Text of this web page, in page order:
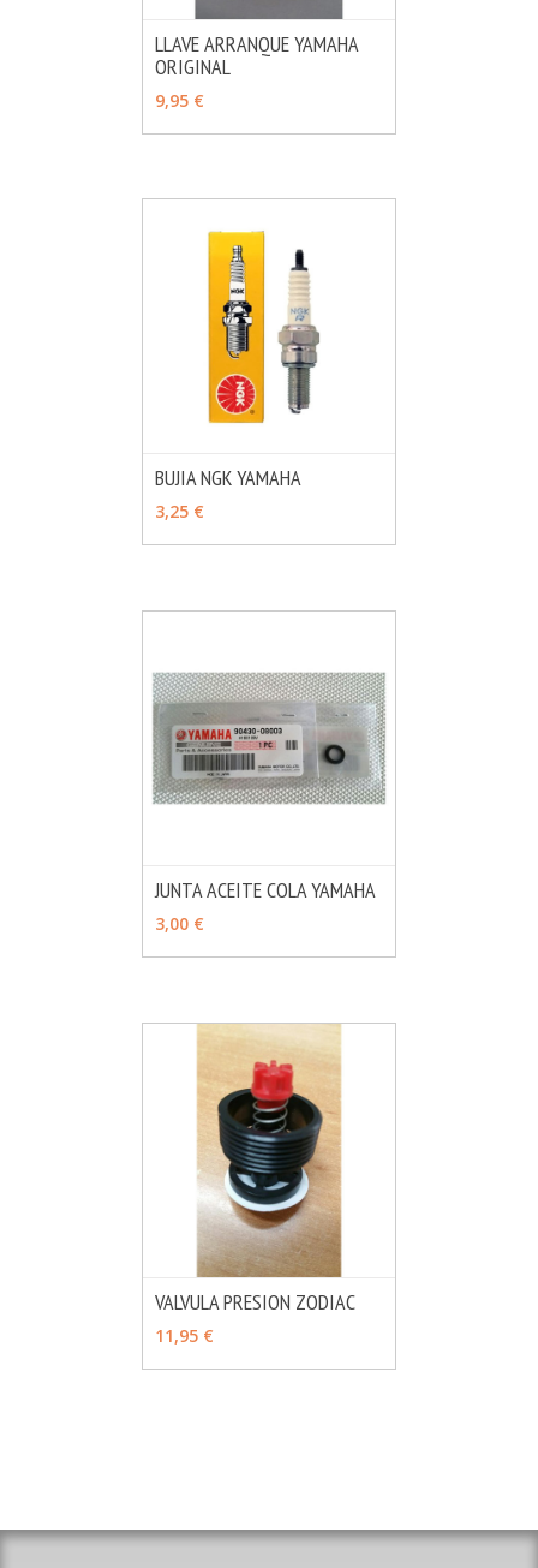
VER OPCIONES
LLAVE ARRANQUE YAMAHA
ORIGINAL
9,95 €
BUJIA NGK YAMAHA
3,25 €
JUNTA ACEITE COLA YAMAHA
3,00 €
VALVULA PRESION ZODIAC
11,95 €